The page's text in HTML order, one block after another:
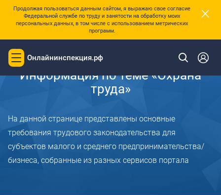
Продолжая пользоваться данным сайтом, я выражаю свое согласие
Федеральной службе по труду и занятости на обработку моих
персональных данных, в том числе с использованием метрических
программ.
×
Toggle
navigation
Онлайнинспекция.рф
Главная
Информация по теме «Охрана
труда»
На данной странице представлены основные
требования трудового законодательства для
субъектов малого и среднего предпринимательства/
бизнеса, собранные из разных сервисов портала